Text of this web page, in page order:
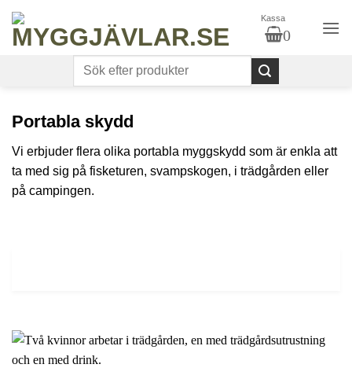
Skip
content
Kassa
0
Portabla skydd
Vi erbjuder flera olika portabla myggskydd som är enkla att
ta med sig på fisketuren, svampskogen, i trädgården eller
på campingen.